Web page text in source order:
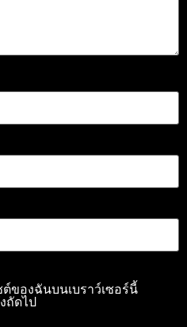
ของฉันบนเบราว์เซอร์นี้
ถัดไป